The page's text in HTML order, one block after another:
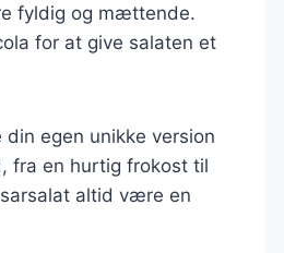
fyldig og mættende.
for at give salaten et
egen unikke version
fra en hurtig frokost til
altid være en